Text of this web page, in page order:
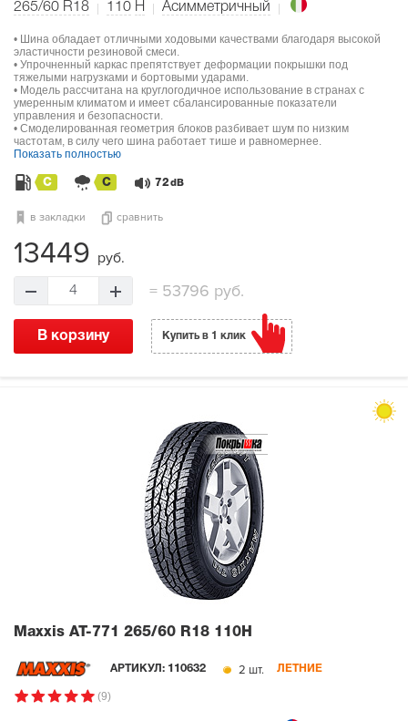
265/60 R18 110 H Асимметричный
• Шина обладает отличными ходовыми качествами благодаря высокой
эластичности резиновой смеси.
• Упрочненный каркас препятствует деформации покрышки под
тяжелыми нагрузками и бортовыми ударами.
• Модель рассчитана на круглогодичное использование в странах с
умеренным климатом и имеет сбалансированные показатели
управления и безопасности.
• Смоделированная геометрия блоков разбивает шум по низким
частотам, в силу чего шина работает тише и равномернее.
Показать полностью
C C 72 dB
в закладки сравнить
13449 руб.
4 =53796 руб.
В корзину Купить в 1 клик
Maxxis AT-771 265/60 R18 110H
АРТИКУЛ: 110632 2 шт. ЛЕТНИЕ
(9)